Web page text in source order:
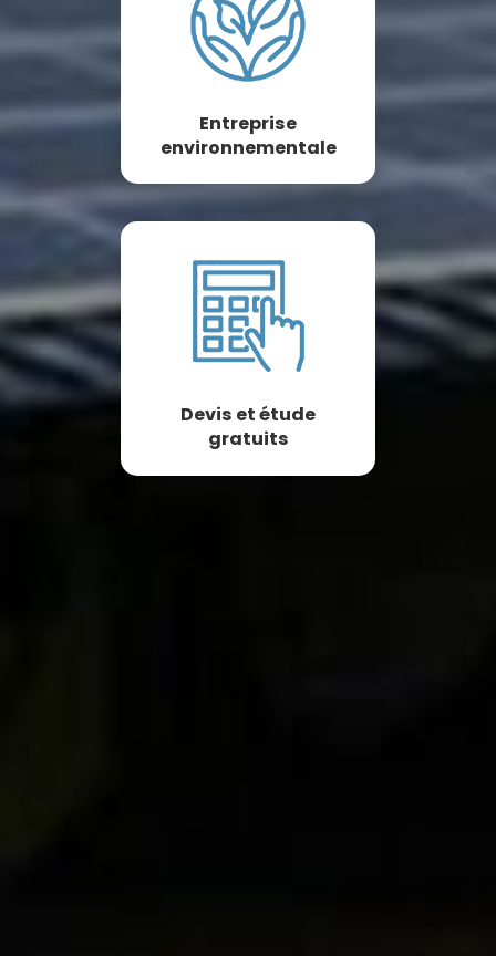
Entreprise
environnementale
Devis et étude
gratuits